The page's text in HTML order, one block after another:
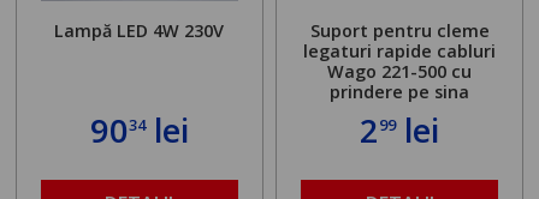
Lampă LED 4W 230V
9034lei
Suport pentru cleme
legaturi rapide cabluri
Wago 221-500 cu
prindere pe sina
299lei